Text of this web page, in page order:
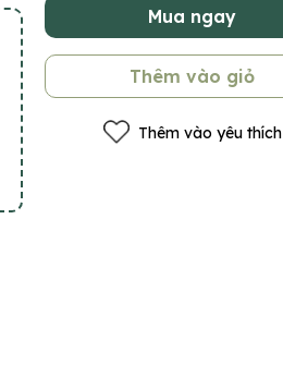
Mua ngay
Thêm vào giỏ
Thêm vào yêu thích